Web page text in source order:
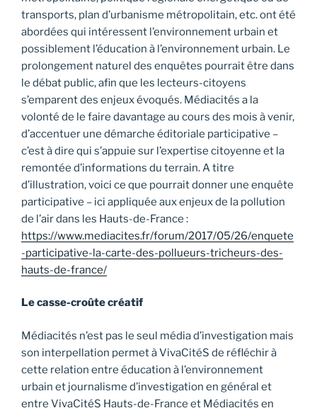
transports, plan d’urbanisme métropolitain, etc. ont été
abordées qui intéressent l’environnement urbain et
possiblement l’éducation à l’environnement urbain. Le
prolongement naturel des enquêtes pourrait être dans
le débat public, afin que les lecteurs-citoyens
s’emparent des enjeux évoqués. Médiacités a la
volonté de le faire davantage au cours des mois à venir,
d’accentuer une démarche éditoriale participative –
c’est à dire qui s’appuie sur l’expertise citoyenne et la
remontée d’informations du terrain. A titre
d’illustration, voici ce que pourrait donner une enquête
participative – ici appliquée aux enjeux de la pollution
de l’air dans les Hauts-de-France :
https://www.mediacites.fr/forum/2017/05/26/enquete
-participative-la-carte-des-pollueurs-tricheurs-des-
hauts-de-france/
Le casse-croûte créatif
Médiacités n’est pas le seul média d’investigation mais
son interpellation permet à VivaCitéS de réfléchir à
cette relation entre éducation à l’environnement
urbain et journalisme d’investigation en général et
entre VivaCitéS Hauts-de-France et Médiacités en